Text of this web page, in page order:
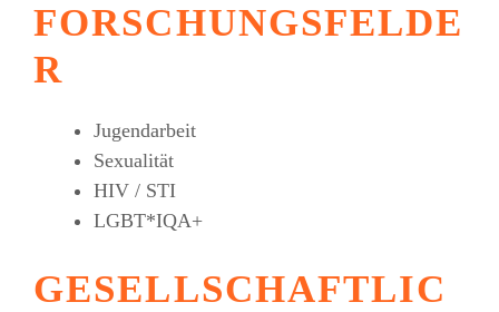
FORSCHUNGSFELDE
R
Jugendarbeit
Sexualität
HIV / STI
LGBT*IQA+
GESELLSCHAFTLIC